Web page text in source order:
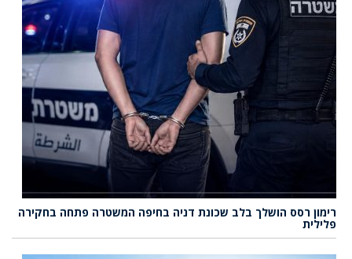
רימון רסס הושלך בלב שכונת דניה בחיפה המשטרה פתחה בחקירה
פלילית